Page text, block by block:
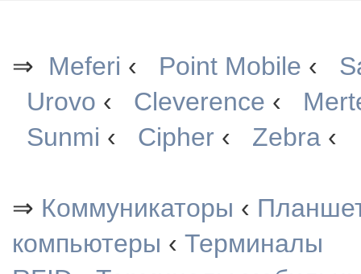
⇒ Meferi ‹ Point Mobile ‹
Urovo ‹ Cleverence ‹
Sunmi ‹ Cipher ‹ Zebra ‹
⇒ Коммуникаторы ‹
компьютеры ‹ Терминалы